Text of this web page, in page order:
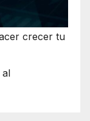
crecer tu
al